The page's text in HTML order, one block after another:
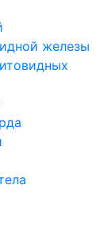
железы